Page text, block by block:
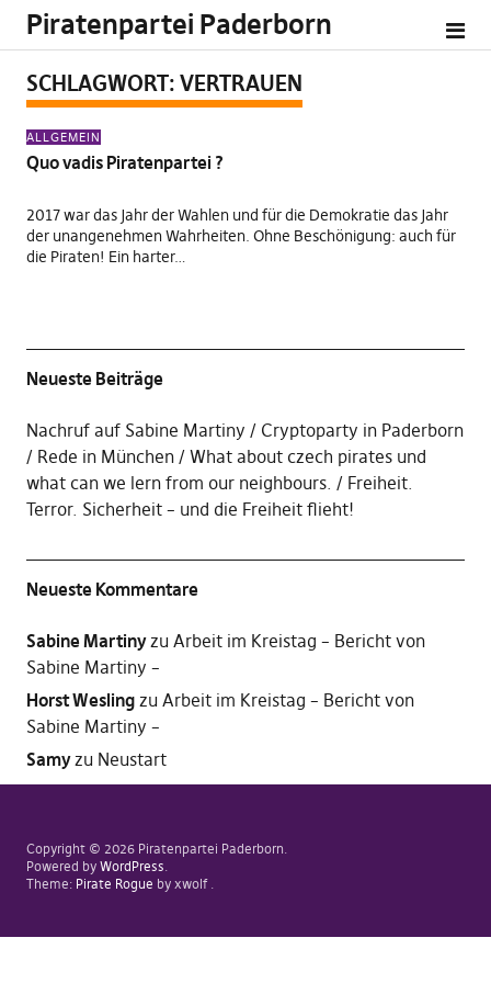
Piratenpartei Paderborn
SCHLAGWORT: VERTRAUEN
ALLGEMEIN
Quo vadis Piratenpartei ?
2017 war das Jahr der Wahlen und für die Demokratie das Jahr
der unangenehmen Wahrheiten. Ohne Beschönigung: auch für
die Piraten! Ein harter…
Neueste Beiträge
Nachruf auf Sabine Martiny
Cryptoparty in Paderborn
Rede in München
What about czech pirates und
what can we lern from our neighbours.
Freiheit.
Terror. Sicherheit – und die Freiheit flieht!
Neueste Kommentare
Sabine Martinyzu Arbeit im Kreistag – Bericht von
Sabine Martiny –
Horst Weslingzu Arbeit im Kreistag – Bericht von
Sabine Martiny –
Samyzu Neustart
Copyright © 2026 Piratenpartei Paderborn
Powered by WordPress
Theme: Pirate Rogue by xwolf